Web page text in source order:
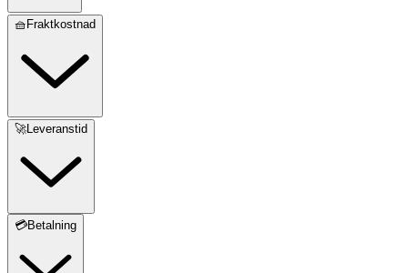
🧺Fraktkostnad
🚀Leveranstid
💳Betalning